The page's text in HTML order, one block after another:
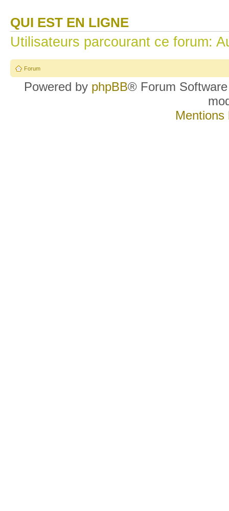
QUI EST EN LIGNE
Utilisateurs parcourant ce forum:
Forum
Powered by phpBB® Forum
Mentions